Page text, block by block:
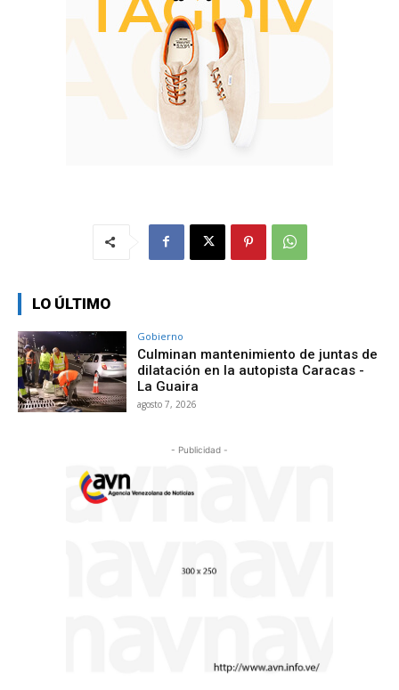
LO ÚLTIMO
Gobierno
Culminan mantenimiento de juntas de
dilatación en la autopista Caracas -
La Guaira
agosto 7, 2026
- Publicidad -